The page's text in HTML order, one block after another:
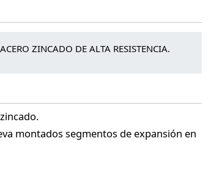
ZINCADO DE ALTA RESISTENCIA.
montados segmentos de expansión en